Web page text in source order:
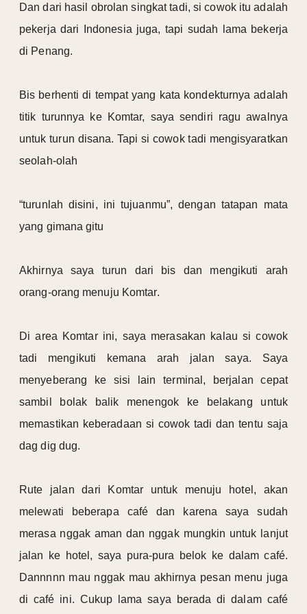
Dan dari hasil obrolan singkat tadi, si cowok itu adalah
pekerja dari Indonesia juga, tapi sudah lama bekerja
di Penang.
Bis berhenti di tempat yang kata kondekturnya adalah
titik turunnya ke Komtar, saya sendiri ragu awalnya
untuk turun disana. Tapi si cowok tadi mengisyaratkan
seolah-olah
“turunlah disini, ini tujuanmu”, dengan tatapan mata
yang gimana gitu
Akhirnya saya turun dari bis dan mengikuti arah
orang-orang menuju Komtar.
Di area Komtar ini, saya merasakan kalau si cowok
tadi mengikuti kemana arah jalan saya. Saya
menyeberang ke sisi lain terminal, berjalan cepat
sambil bolak balik menengok ke belakang untuk
memastikan keberadaan si cowok tadi dan tentu saja
dag dig dug.
Rute jalan dari Komtar untuk menuju hotel, akan
melewati beberapa café dan karena saya sudah
merasa nggak aman dan nggak mungkin untuk lanjut
jalan ke hotel, saya pura-pura belok ke dalam café.
Dannnnn mau nggak mau akhirnya pesan menu juga
di café ini. Cukup lama saya berada di dalam café